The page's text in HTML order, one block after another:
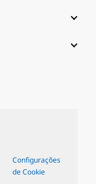
Configurações
de Cookie